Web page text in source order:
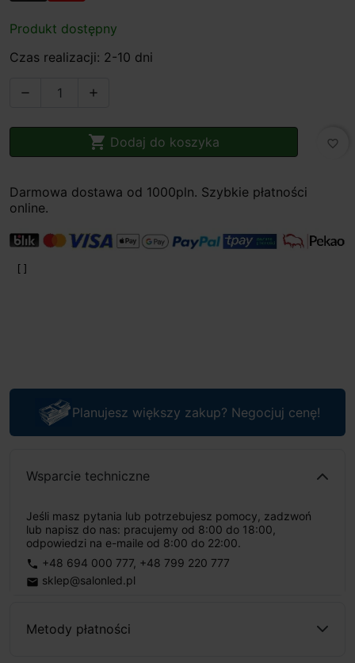
Produkt dostępny
Czas realizacji: 2-10 dni
 
 Dodaj do koszyka favorite_border
Darmowa dostawa od 1000pln. Szybkie płatności
online.
Planujesz większy zakup? Negocjuj cenę!
Wsparcie techniczne
Jeśli masz pytania lub potrzebujesz pomocy, zadzwoń
lub napisz do nas: pracujemy od 8:00 do 18:00,
odpowiedzi na e-maile od 8:00 do 22:00.
phone +48 694 000 777, +48 799 220 777
email sklep@salonled.pl
Metody płatności